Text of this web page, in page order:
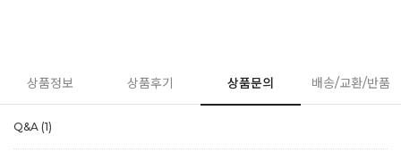
상품정보 상품후기 상품문의 배송/교환/반품
Q&A (1)